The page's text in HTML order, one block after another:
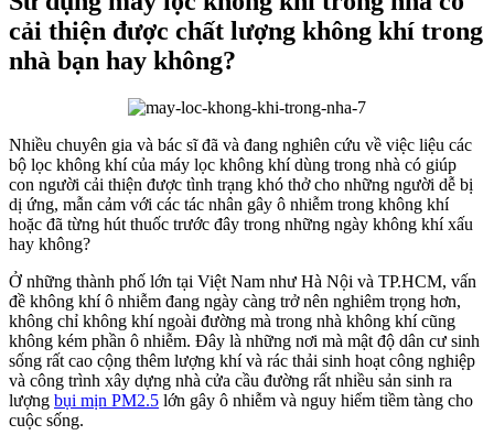
cải thiện được chất lượng không khí trong
nhà bạn hay không?
Nhiều chuyên gia và bác sĩ đã và đang nghiên cứu về việc liệu các
bộ lọc không khí của máy lọc không khí dùng trong nhà có giúp
con người cải thiện được tình trạng khó thở cho những người dễ bị
dị ứng, mẫn cảm với các tác nhân gây ô nhiễm trong không khí
hoặc đã từng hút thuốc trước đây trong những ngày không khí xấu
hay không?
Ở những thành phố lớn tại Việt Nam như Hà Nội và TP.HCM, vấn
đề không khí ô nhiễm đang ngày càng trở nên nghiêm trọng hơn,
không chỉ không khí ngoài đường mà trong nhà không khí cũng
không kém phần ô nhiễm. Đây là những nơi mà mật độ dân cư sinh
sống rất cao cộng thêm lượng khí và rác thải sinh hoạt công nghiệp
và công trình xây dựng nhà cửa cầu đường rất nhiều sản sinh ra
lượng bụi mịn PM2.5 lớn gây ô nhiễm và nguy hiểm tiềm tàng cho
cuộc sống.